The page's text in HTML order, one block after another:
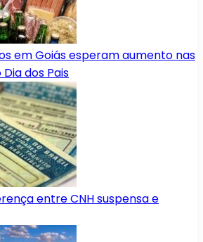
em Goiás esperam aumento nas
dos Pais
entre CNH suspensa e